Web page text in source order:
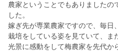
農家ということでもありましたの
した。
嫁ぎ先が専業農家ですので、毎日
栽培をしている姿を見ていて、ま
光景に感動をして梅農家を先代か